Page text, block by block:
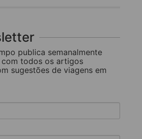
publica semanalmente
com todos os artigos
sugestões de viagens em